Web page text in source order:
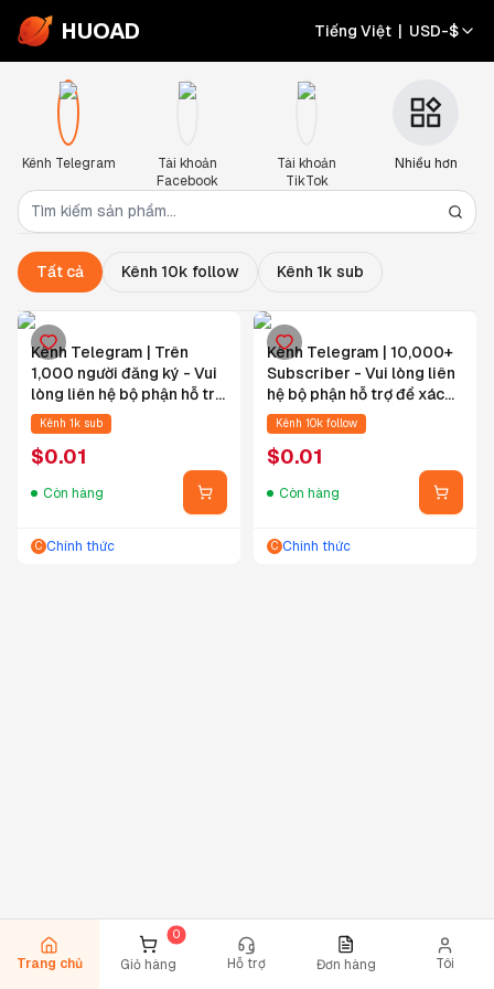
HUOAD Tiếng Việt | USD-$
Kênh Telegram
Tài khoản
Facebook
Tài khoản
TikTok
Nhiều hơn
Tất cả Kênh 10k follow Kênh 1k sub
Kênh Telegram | Trên
1,000 người đăng ký - Vui
lòng liên hệ bộ phận hỗ trợ
để xác nhận trước khi đặt
hàng
Kênh 1k sub
$0.01
Còn hàng
C Chính thức
Kênh Telegram | 10,000+
Subscriber - Vui lòng liên
hệ bộ phận hỗ trợ để xác
nhận trước khi đặt hàng
Kênh 10k follow
$0.01
Còn hàng
C Chính thức
Trang chủ Giỏ hàng Hỗ trợ Đơn hàng Tôi